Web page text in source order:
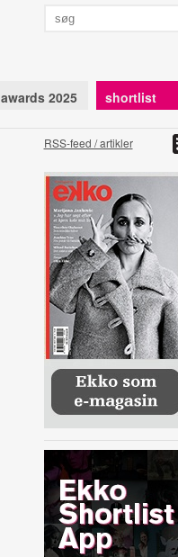
awards 2025 shortlist
RSS-feed / artikler